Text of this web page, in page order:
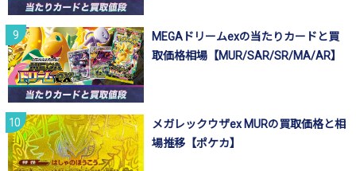
MEGAドリームexの当たりカードと買
取価格相場【MUR/SAR/SR/MA/AR】
メガレックウザex MURの買取価格と相
場推移【ポケカ】